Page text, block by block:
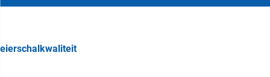
eierschalkwaliteit